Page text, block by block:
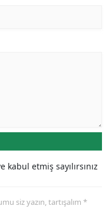
kabul etmiş sayılırsınız
siz yazın, tartışalım *